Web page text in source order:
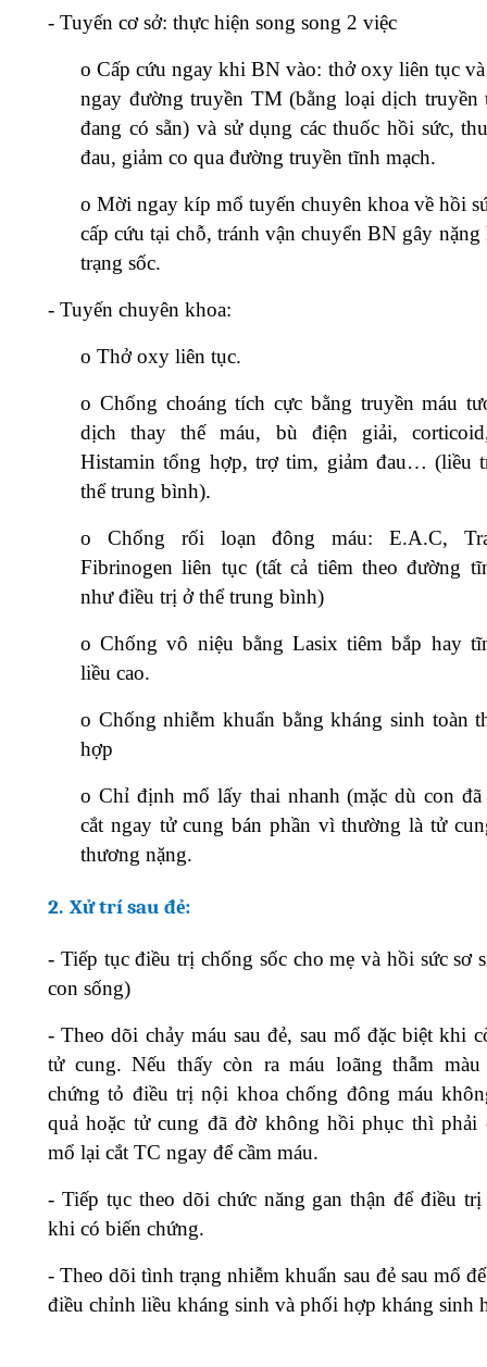
- Tuyến cơ sở: thực hiện song song 2 việc
o Cấp cứu ngay khi BN vào: thở oxy liên tục
ngay đường truyền TM (bằng loại dịch truyền
đang có sẵn) và sử dụng các thuốc hồi sức,
đau, giảm co qua đường truyền tĩnh mạch.
o Mời ngay kíp mổ tuyến chuyên khoa về hồi
cấp cứu tại chỗ, tránh vận chuyển BN gây
trạng sốc.
- Tuyến chuyên khoa:
o Thở oxy liên tục.
o Chống choáng tích cực bằng truyền máu
dịch thay thế máu, bù điện giải,
Histamin tổng hợp, trợ tim, giảm đau… (liều
thể trung bình).
o
Chống rối loạn đông máu: E.A.C,
Fibrinogen liên tục (tất cả tiêm theo đường
như điều trị ở thể trung bình)
o Chống vô niệu bằng Lasix tiêm bắp hay
liều cao.
o Chống nhiễm khuẩn bằng kháng sinh toàn
hợp
o Chỉ định mổ lấy thai nhanh (mặc dù con đã
cắt ngay tử cung bán phần vì thường là tử
thương nặng.
2. Xử trí sau đẻ:
- Tiếp tục điều trị chống sốc cho mẹ và hồi sức sơ
con sống)
- Theo dõi chảy máu sau đẻ, sau mổ đặc biệt khi
tử cung. Nếu thấy còn ra máu loãng thẫm
chứng tỏ điều trị nội khoa chống đông máu
quả hoặc tử cung đã đờ không hồi phục thì phải
mổ lại cắt TC ngay để cầm máu.
- Tiếp tục theo dõi chức năng gan thận để điều
khi có biến chứng.
- Theo dõi tình trạng nhiễm khuẩn sau đẻ sau mổ
điều chỉnh liều kháng sinh và phối hợp kháng sinh